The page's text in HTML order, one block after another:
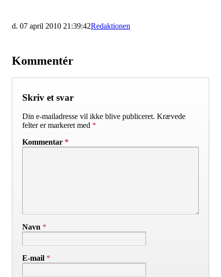
d. 07 april 2010 21:39:42Redaktionen
Kommentér
Skriv et svar
Din e-mailadresse vil ikke blive publiceret. Krævede
felter er markeret med *
Kommentar *
Navn *
E-mail *